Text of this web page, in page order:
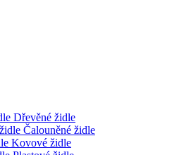
Dřevěné židle
Čalouněné židle
Kovové židle